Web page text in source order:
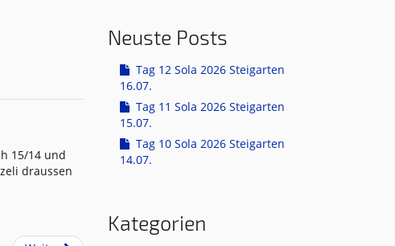
15/14 und
draussen
Neuste Posts
Tag 12 Sola 2026 Steigarten
16.07.
Tag 11 Sola 2026 Steigarten
15.07.
Tag 10 Sola 2026 Steigarten
14.07.
Kategorien